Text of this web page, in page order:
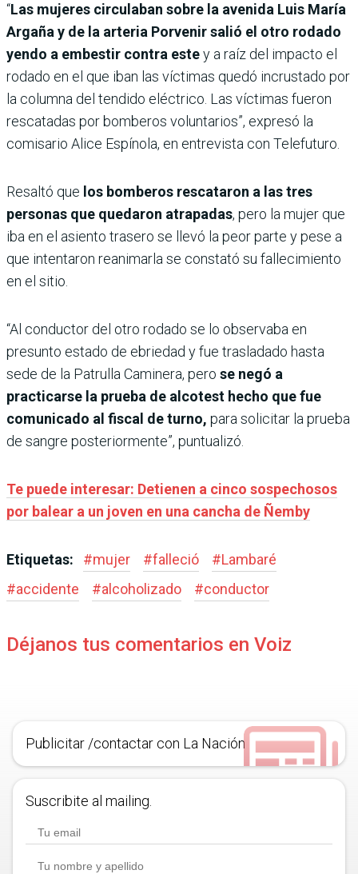
“Las mujeres circulaban sobre la avenida Luis María
Argaña y de la arteria Porvenir salió el otro rodado
yendo a embestir contra estey a raíz del impacto el
rodado en el que iban las víctimas quedó incrustado por
la columna del tendido eléctrico. Las víctimas fueron
rescatadas por bomberos voluntarios”, expresó la
comisario Alice Espínola, en entrevista con Telefuturo.
Resaltó que los bomberos rescataron a las tres
personas que quedaron atrapadas, pero la mujer que
iba en el asiento trasero se llevó la peor parte y pese a
que intentaron reanimarla se constató su fallecimiento
en el sitio.
“Al conductor del otro rodado se lo observaba en
presunto estado de ebriedad y fue trasladado hasta
sede de la Patrulla Caminera, pero se negó a
practicarse la prueba de alcotest hecho que fue
comunicado al fiscal de turno, para solicitar la prueba
de sangre posteriormente”, puntualizó.
Te puede interesar: Detienen a cinco sospechosos
por balear a un joven en una cancha de Ñemby
Etiquetas: #mujer #falleció #Lambaré
#accidente #alcoholizado #conductor
Déjanos tus comentarios en Voiz
Publicitar /contactar con La Nación
Suscribite al mailing.